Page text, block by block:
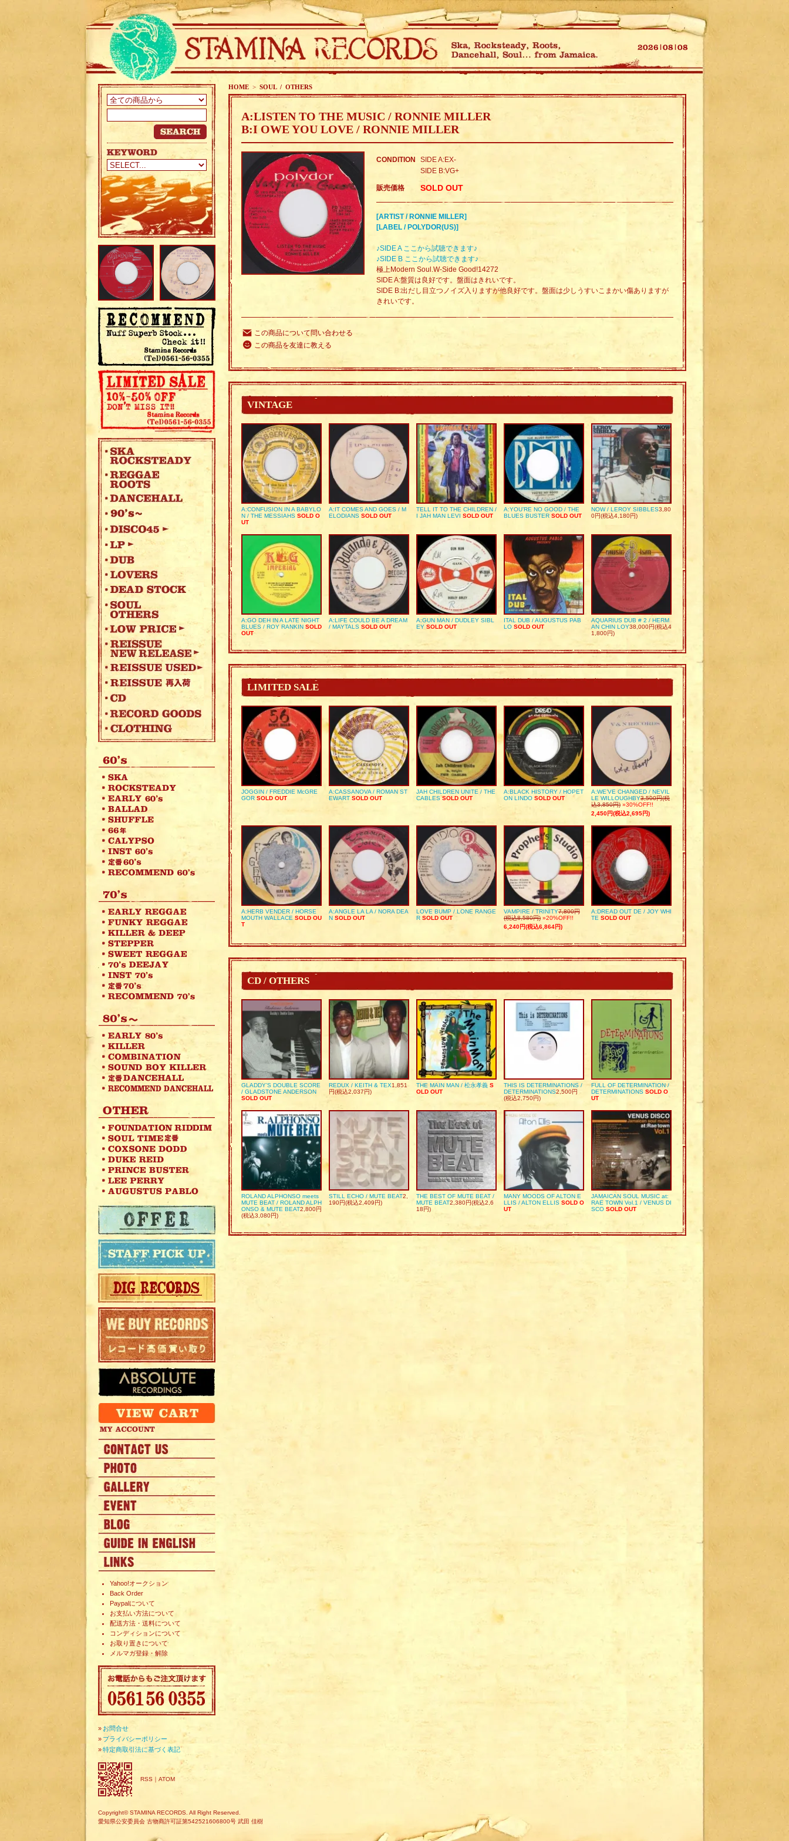
Yahoo!オークション
Back Order
Paypalについて
お支払い方法について
配送方法・送料について
コンディションについて
お取り置きについて
メルマガ登録・解除
» お問合せ
» プライバシーポリシー
»特定商取引法に基づく表記
RSS ｜ ATOM
HOME > SOUL / OTHERS
A:LISTEN TO THE MUSIC / RONNIE MILLER
B:I OWE YOU LOVE / RONNIE MILLER
CONDITION
SIDE A:EX-
SIDE B:VG+
販売価格 SOLD OUT
[ARTIST / RONNIE MILLER]
[LABEL / POLYDOR(US)]
♪SIDE A ここから試聴できます♪
♪SIDE B ここから試聴できます♪
極上Modern Soul.W-Side Good!14272
SIDE A:盤質は良好です。盤面はきれいです。
SIDE B:出だし目立つノイズ入りますが他良好です。盤面は少しうすいこまかい傷ありますが
きれいです。
この商品について問い合わせる
この商品を友達に教える
VINTAGE
A:CONFUSION IN A BABYLO
N / THE MESSIAHS SOLD O
UT
A:IT COMES AND GOES / M
ELODIANS SOLD OUT
TELL IT TO THE CHILDREN /
I JAH MAN LEVI SOLD OUT
A:YOU’RE NO GOOD / THE
BLUES BUSTER SOLD OUT
NOW / LEROY SIBBLES3,80
0円(税込4,180円)
A:GO DEH IN A LATE NIGHT
BLUES / ROY RANKIN SOLD
OUT
A:LIFE COULD BE A DREAM
/ MAYTALS SOLD OUT
A:GUN MAN / DUDLEY SIBL
EY SOLD OUT
ITAL DUB / AUGUSTUS PAB
LO SOLD OUT
AQUARIUS DUB # 2 / HERM
AN CHIN LOY38,000円(税込4
1,800円)
LIMITED SALE
JOGGIN / FREDDIE McGRE
GOR SOLD OUT
A:CASSANOVA / ROMAN ST
EWART SOLD OUT
JAH CHILDREN UNITE / THE
CABLESSOLD OUT
A:BLACK HISTORY / HOPET
ON LINDO SOLD OUT
A:WE’VE CHANGED / NEVIL
LE WILLOUGHBY3,500円(税
込3,850円) »30%OFF!!
2,450円(税込2,695円)
A:HERB VENDER / HORSE
MOUTH WALLACE SOLD OU
T
A:ANGLE LA LA / NORA DEA
N SOLD OUT
LOVE BUMP / LONE RANGE
R SOLD OUT
VAMPIRE / TRINITY7,800円
(税込8,580円) »20%OFF!!
6,240円(税込6,864円)
A:DREAD OUT DE / JOY WHI
TE SOLD OUT
CD / OTHERS
GLADDY’S DOUBLE SCORE
/ GLADSTONE ANDERSON
SOLD OUT
REDUX / KEITH & TEX1,851
円(税込2,037円)
THE MAIN MAN / 松永孝義 S
OLD OUT
THIS IS DETERMINATIONS /
DETERMINATIONS2,500円
(税込2,750円)
FULL OF DETERMINATION /
DETERMINATIONS SOLD O
UT
ROLAND ALPHONSO meets
MUTE BEAT / ROLAND ALPH
ONSO & MUTE BEAT2,800円
(税込3,080円)
STILL ECHO / MUTE BEAT2,
190円(税込2,409円)
THE BEST OF MUTE BEAT /
MUTE BEAT2,380円(税込2,6
18円)
MANY MOODS OF ALTON E
LLIS / ALTON ELLIS SOLD O
UT
JAMAICAN SOUL MUSIC at:
RAE TOWN Vol.1 / VENUS DI
SCO SOLD OUT
Copyright© STAMINA RECORDS. All Right Reserved.
愛知県公安委員会 古物商許可証第542521606800号 武田 佳樹